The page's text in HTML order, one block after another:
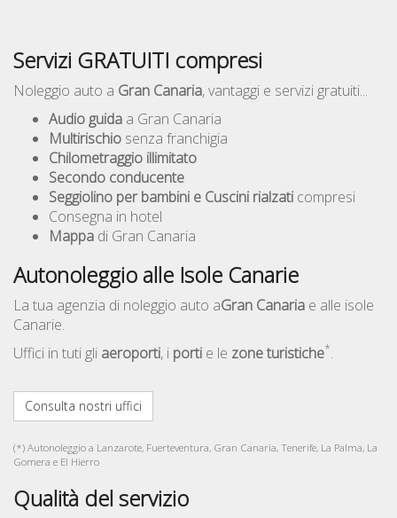
Servizi GRATUITI compresi
Noleggio auto a Gran Canaria, vantaggi e servizi gratuiti...
Audio guida a Gran Canaria
Multirischio senza franchigia
Chilometraggio illimitato
Secondo conducente
Seggiolino per bambini e Cuscini rialzati compresi
Consegna in hotel
Mappa di Gran Canaria
Autonoleggio alle Isole Canarie
La tua agenzia di noleggio auto aGran Canaria e alle isole
Canarie.
Uffici in tuti gli aeroporti, i porti e le zone turistiche*.
Consulta nostri uffici
(*) Autonoleggio a Lanzarote, Fuerteventura, Gran Canaria, Tenerife, La Palma, La
Gomera e El Hierro
Qualità del servizio